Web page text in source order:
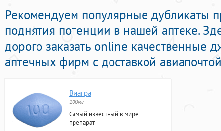
Рекомендуем популярные дубликаты
поднятия потенции в нашей аптеке.
дорого заказать online качественные
аптечных фирм с доставкой
Виагра
100мг
Самый известный в мире
препарат